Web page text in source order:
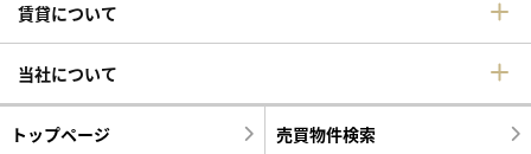
賃貸について
当社について
トップページ 売買物件検索